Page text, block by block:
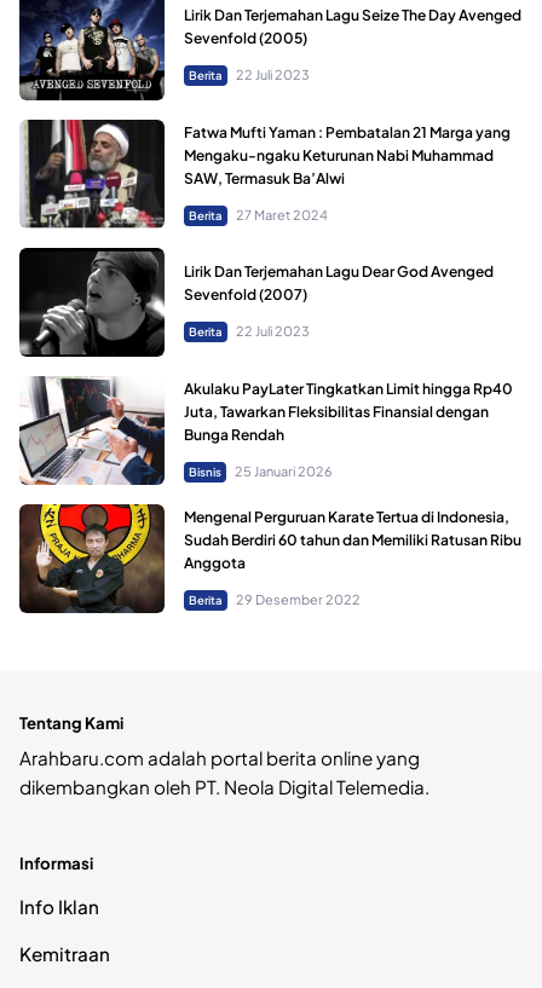
Lirik Dan Terjemahan Lagu Seize The Day Avenged
Sevenfold (2005)
Berita 22 Juli 2023
Fatwa Mufti Yaman : Pembatalan 21 Marga yang
Mengaku-ngaku Keturunan Nabi Muhammad
SAW, Termasuk Ba’Alwi
Berita 27 Maret 2024
Lirik Dan Terjemahan Lagu Dear God Avenged
Sevenfold (2007)
Berita 22 Juli 2023
Akulaku PayLater Tingkatkan Limit hingga Rp40
Juta, Tawarkan Fleksibilitas Finansial dengan
Bunga Rendah
Bisnis 25 Januari 2026
Mengenal Perguruan Karate Tertua di Indonesia,
Sudah Berdiri 60 tahun dan Memiliki Ratusan Ribu
Anggota
Berita 29 Desember 2022
Tentang Kami
Arahbaru.com adalah portal berita online yang
dikembangkan oleh PT. Neola Digital Telemedia.
Informasi
Info Iklan
Kemitraan